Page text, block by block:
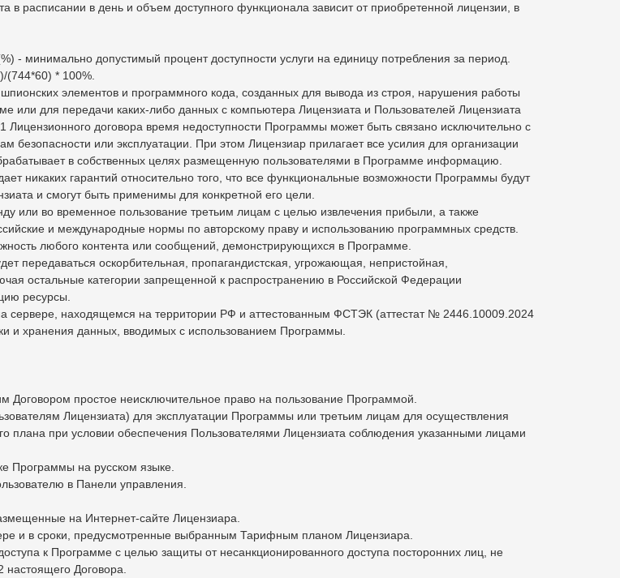
в расписании в день и объем доступного функционала зависит от приобретенной лицензии, в
- минимально допустимый процент доступности услуги на единицу потребления за период.
* 100%.
элементов и программного кода, созданных для вывода из строя, нарушения работы
или для передачи каких-либо данных с компьютера Лицензиата и Пользователей Лицензиата
Лицензионного договора время недоступности Программы может быть связано исключительно с
или эксплуатации. При этом Лицензиар прилагает все усилия для организации
в собственных целях размещенную пользователями в Программе информацию.
никаких гарантий относительно того, что все функциональные возможности Программы будут
и смогут быть применимы для конкретной его цели.
или во временное пользование третьим лицам с целью извлечения прибыли, а также
и международные нормы по авторскому праву и использованию программных средств.
любого контента или сообщений, демонстрирующихся в Программе.
передаваться оскорбительная, пропагандистская, угрожающая, непристойная,
остальные категории запрещенной к распространению в Российской Федерации
ресурсы.
сервере, находящемся на территории РФ и аттестованным ФСТЭК (аттестат № 2446.10009.2024
и хранения данных, вводимых с использованием Программы.
простое неисключительное право на пользование Программой.
Лицензиата) для эксплуатации Программы или третьим лицам для осуществления
плана при условии обеспечения Пользователями Лицензиата соблюдения указанными лицами
Программы на русском языке.
в Панели управления.
на Интернет-сайте Лицензиара.
и в сроки, предусмотренные выбранным Тарифным планом Лицензиара.
к Программе с целью защиты от несанкционированного доступа посторонних лиц, не
Договора.